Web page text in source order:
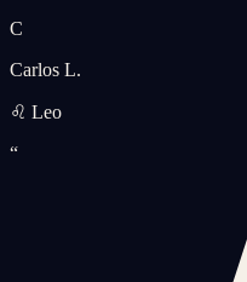
C
Carlos L.
♌ Leo
“